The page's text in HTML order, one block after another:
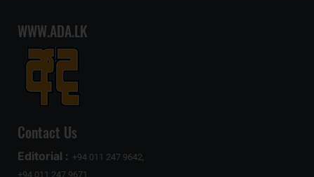
WWW.ADA.LK
Contact Us
Editorial : +94 011 247 9642,
+94 011 247 9671